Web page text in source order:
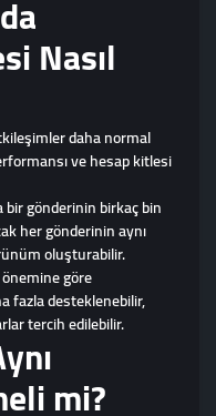
Nasıl
daha normal
ve hesap kitlesi
gönderinin birkaç bin
her gönderinin aynı
oluşturabilir.
göre
fazla desteklenebilir,
tercih edilebilir.
mi?